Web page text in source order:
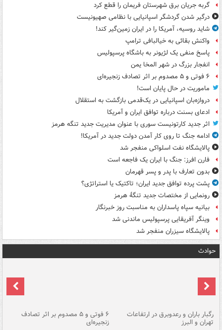
گربه جریان برق شهرستان فریمان را قطع کرد
درگیر شدن گردشگر اسپانیایی با نظامی صهیونیست
شاید روسیه، آمریکا را در ایران زمین‌گیر کند!
واکنش بقائی به خیالبافی ترامپ
پاسخ منفی یک لژیونر به باشگاه پرسپولیس
انفجار بزرگ در شهر المخا یمن
۶ فوتی و ۵ مصدوم بر اثر تصادف زنجیره‌ای
ماموریت در حال پایان است!
دروازه‌بان اسپانیایی در یک‌قدمی بازگشت به استقلال
ادعای بسنت درباره توافق ایران و آمریکا
اثر جدید کارتونیست سوری با عنوان مدیریت جدید تنگه هرمز
ادامه جنگ تا روی کار آمدن دولت جدید در آمریکا!
پالایشگاه نفت اسلواکی منفجر شد
فارن افرز: جنگ با ایران یک فاجعه است
بدون تعارف با پدر و پسر قهرمان
پشت پرده توافق جدید ایران؛ تاکتیک یا استراتژی؟
رونمایی از مختصات جدید تنگۀ هرمز
بیانیه سپاه پاسداران به مناسبت روز خبرنگار
وینگر آفریقایی پرسپولیس ماندنی شد
پالایشگاه سیزران منفجر شد
حوادث
رگبار باران و رعدوبرق در ارتفاعات
تهران و البرز
۶ فوتی و ۵ مصدوم بر اثر تصادف
زنجیره‌ای